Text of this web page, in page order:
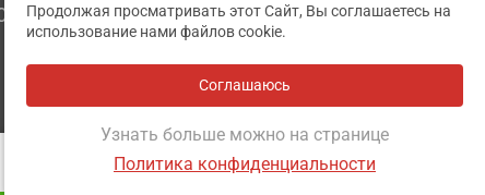
Продолжая просматривать этот Сайт, Вы соглашаетесь на
использование нами файлов cookie.
Соглашаюсь
Узнать больше можно на странице
Политика конфиденциальности